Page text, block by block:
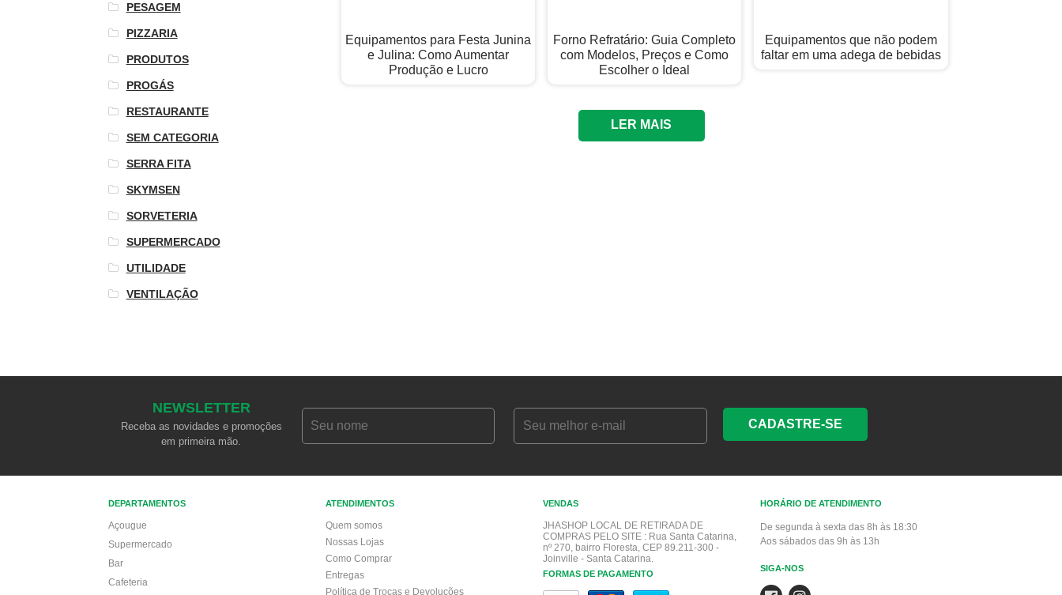
Equipamentos para Festa Junina
e Julina: Como Aumentar
Produção e Lucro
Forno Refratário: Guia Completo
com Modelos, Preços e Como
Escolher o Ideal
Equipamentos que não podem
faltar em uma adega de bebidas
LER MAIS
PESAGEM
PIZZARIA
PRODUTOS
PROGÁS
RESTAURANTE
SEM CATEGORIA
SERRA FITA
SKYMSEN
SORVETERIA
SUPERMERCADO
UTILIDADE
VENTILAÇÃO
NEWSLETTER
Receba as novidades e promoções
em primeira mão.
CADASTRE-SE
DEPARTAMENTOS
Açougue
Supermercado
Bar
Cafeteria
ATENDIMENTOS
Quem somos
Nossas Lojas
Como Comprar
Entregas
Política de Trocas e Devoluções
VENDAS
JHASHOP LOCAL DE RETIRADA DE
COMPRAS PELO SITE : Rua Santa Catarina,
nº 270, bairro Floresta, CEP 89.211-300 -
Joinville - Santa Catarina.
FORMAS DE PAGAMENTO
HORÁRIO DE ATENDIMENTO
De segunda à sexta das 8h às 18:30
Aos sábados das 9h às 13h
SIGA-NOS